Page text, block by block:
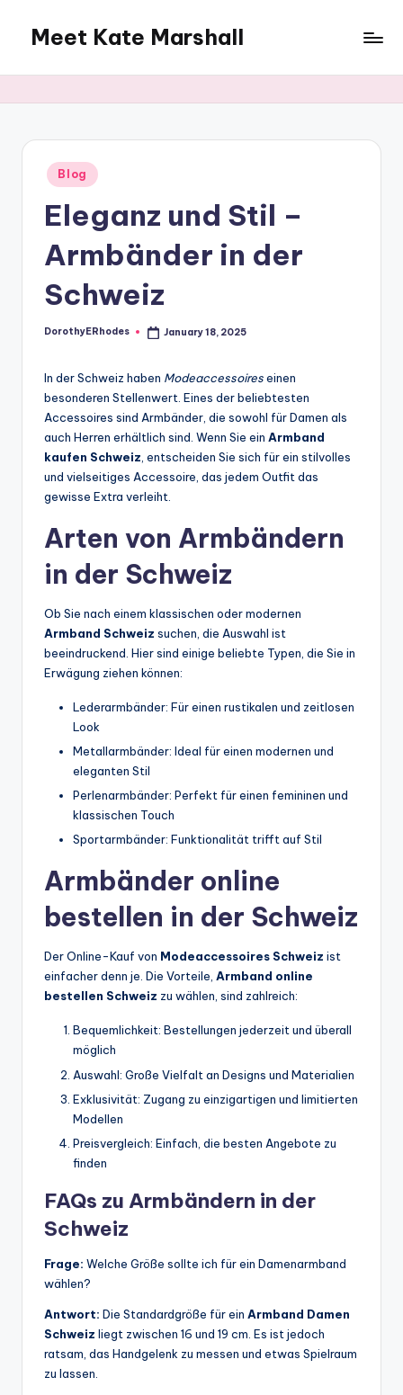
content
Meet Kate Marshall
to
full
spectrum
blog
Posted
in
Blog
Eleganz und Stil –
Armbänder in der
Schweiz
Posted
DorothyERhodes January 18, 2025
In der Schweiz haben Modeaccessoireseinen
besonderen Stellenwert. Eines der beliebtesten
Accessoires sind Armbänder, die sowohl für Damen als
auch Herren erhältlich sind. Wenn Sie ein Armband
kaufen Schweiz , entscheiden Sie sich für ein stilvolles
und vielseitiges Accessoire, das jedem Outfit das
gewisse Extra verleiht.
Arten von Armbändern
in der Schweiz
Ob Sie nach einem klassischen oder modernen
Armband Schweiz suchen, die Auswahl ist
beeindruckend. Hier sind einige beliebte Typen, die Sie in
Erwägung ziehen können:
Lederarmbänder: Für einen rustikalen und zeitlosen
Look
Metallarmbänder: Ideal für einen modernen und
eleganten Stil
Perlenarmbänder: Perfekt für einen femininen und
klassischen Touch
Sportarmbänder: Funktionalität trifft auf Stil
Armbänder online
bestellen in der Schweiz
Der Online-Kauf von Modeaccessoires Schweiz ist
einfacher denn je. Die Vorteile, Armband online
bestellen Schweiz zu wählen, sind zahlreich:
Bequemlichkeit: Bestellungen jederzeit und überall
möglich
Auswahl: Große Vielfalt an Designs und Materialien
Exklusivität: Zugang zu einzigartigen und limitierten
Modellen
Preisvergleich: Einfach, die besten Angebote zu
finden
FAQs zu Armbändern in der
Schweiz
Frage: Welche Größe sollte ich für ein Damenarmband
wählen?
Antwort: Die Standardgröße für ein Armband Damen
Schweiz liegt zwischen 16 und 19 cm. Es ist jedoch
ratsam, das Handgelenk zu messen und etwas Spielraum
zu lassen.